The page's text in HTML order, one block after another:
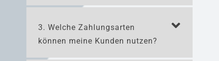
2. Kann ich mein Online
Bestellsystem ohne